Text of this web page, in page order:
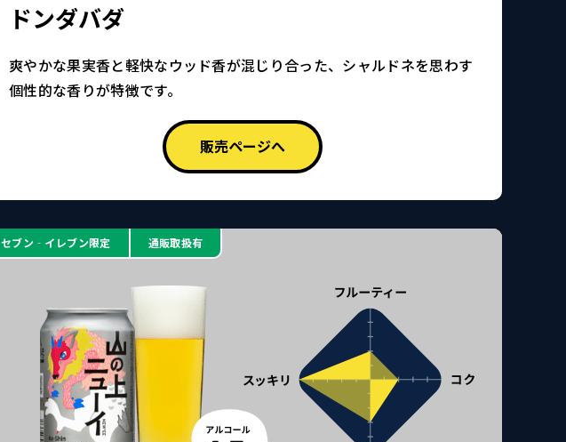
ドンダバダ
爽やかな果実香と軽快なウッド香が混じり合った、シャルドネを思わす
個性的な香りが特徴です。
販売ページへ
セブン‐イレブン限定 通販取扱有